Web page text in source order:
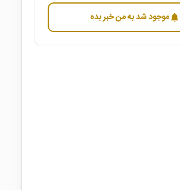
notificationsموجود شد به من خبر بده